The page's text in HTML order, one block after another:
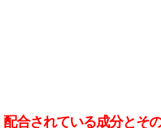
配合されている成分とそ